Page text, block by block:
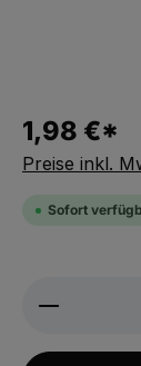
1,98 €*
Preise inkl.
Sofort
Produkt